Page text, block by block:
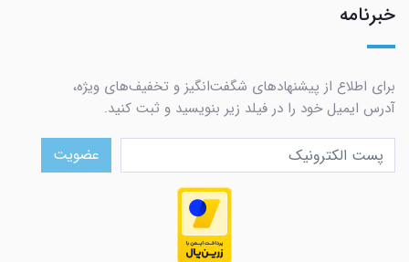
خبرنامه
برای اطلاع از پیشنهادهای شگفت‌انگیز و تخفیف‌های ویژه،
آدرس ایمیل خود را در فیلد زیر بنویسید و ثبت کنید.
عضویت